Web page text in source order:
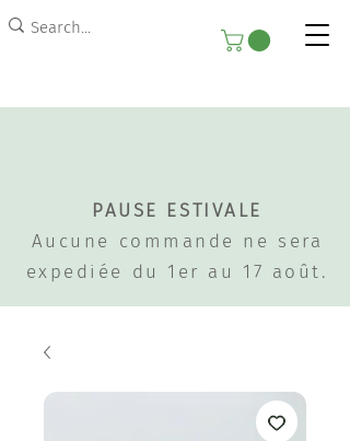
PAUSE ESTIVALE
Aucune commande ne sera
expediée du 1er au 17 août.